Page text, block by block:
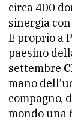
circa 400
sinergia
E proprio a
paesino
settembre
mano
compagno,
mondo una